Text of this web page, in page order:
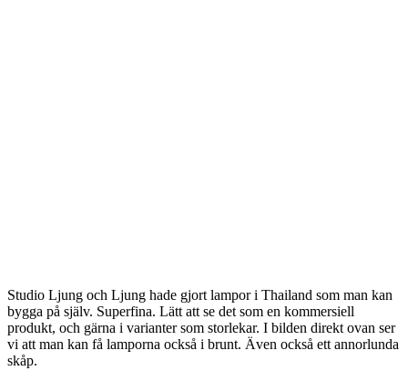
Studio Ljung och Ljung hade gjort lampor i Thailand som man kan
bygga på själv. Superfina. Lätt att se det som en kommersiell
produkt, och gärna i varianter som storlekar. I bilden direkt ovan ser
vi att man kan få lamporna också i brunt. Även också ett annorlunda
skåp.